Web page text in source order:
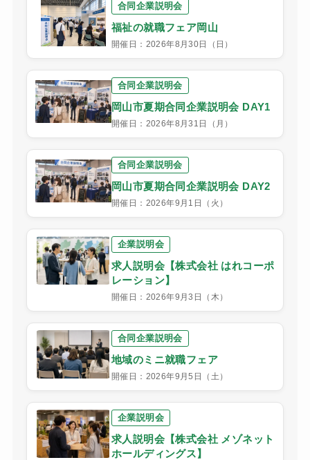
合同企業説明会
福祉の就職フェア岡山
開催日：2026年8月30日（日）
合同企業説明会
岡山市夏期合同企業説明会 DAY1
開催日：2026年8月31日（月）
合同企業説明会
岡山市夏期合同企業説明会 DAY2
開催日：2026年9月1日（火）
企業説明会
求人説明会【株式会社 はれコーポ
レーション】
開催日：2026年9月3日（木）
合同企業説明会
地域のミニ就職フェア
開催日：2026年9月5日（土）
企業説明会
求人説明会【株式会社 メゾネット
ホールディングス】